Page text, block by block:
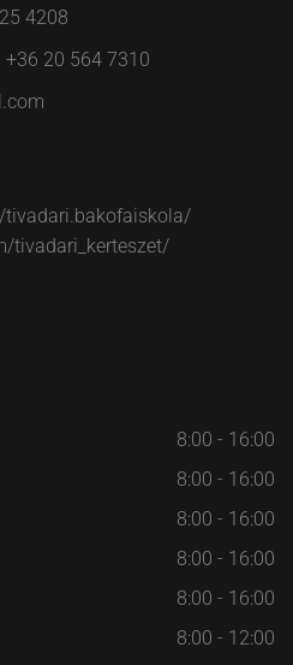
4208
+36 20 564 7310
tivadari.bakofaiskola/
tivadari_kerteszet/
8:00 - 16:00
8:00 - 16:00
8:00 - 16:00
8:00 - 16:00
8:00 - 16:00
8:00 - 12:00